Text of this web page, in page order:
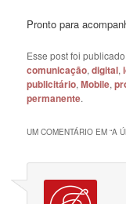
Pronto para
Esse post foi
comunicação,digital,
publicitário,Mobile,
permanente.
UM COMENTÁRIO EM “A